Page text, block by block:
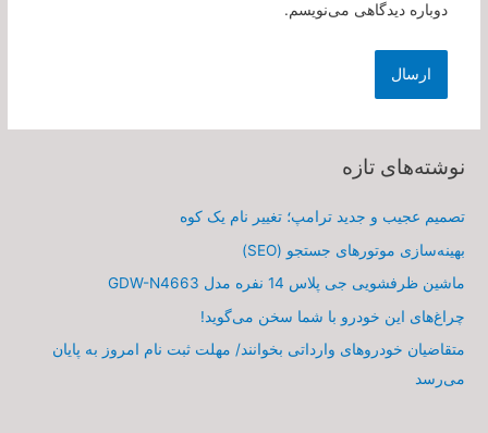
دوباره دیدگاهی می‌نویسم.
نوشته‌های تازه
تصمیم عجیب و جدید ترامپ؛ تغییر نام یک کوه
بهینه‌سازی موتورهای جستجو (SEO)
ماشین ظرفشویی جی پلاس 14 نفره مدل GDW-N4663
چراغ‌های این خودرو با شما سخن می‌گوید!
متقاضیان خودروهای وارداتی بخوانند/ مهلت ثبت نام امروز به پایان
می‌رسد